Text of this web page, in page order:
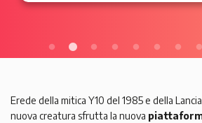
Erede della mitica Y10 del 1985 e della
nuova creatura sfrutta la nuova